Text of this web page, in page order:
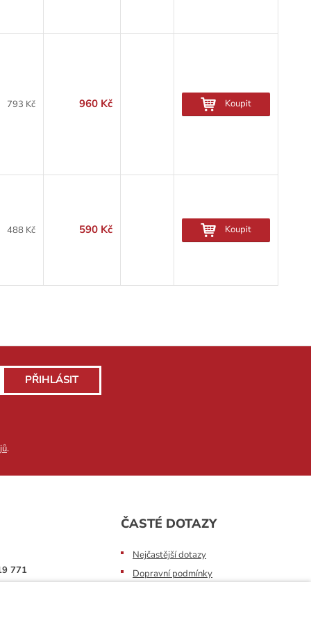
793 Kč 960 Kč Koupit
488 Kč 590 Kč Koupit
PŘIHLÁSIT
.
771
ČASTÉ DOTAZY
Nejčastější dotazy
Dopravní podmínky